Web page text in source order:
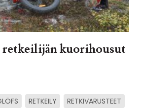
retkeilijän kuorihousut
RETKEILY
RETKIVARUSTEET